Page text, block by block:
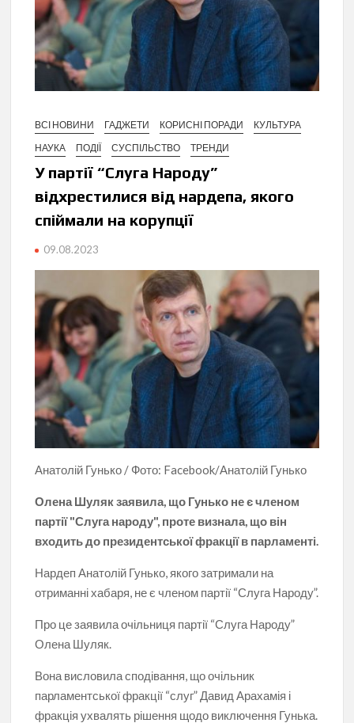
ВСІ НОВИНИ ГАДЖЕТИ КОРИСНІ ПОРАДИ
КУЛЬТУРА
НАУКА
ПОДІЇ СУСПІЛЬСТВО ТРЕНДИ
У партії “Слуга Народу”
відхрестилися від нардепа, якого
спіймали на корупції
09.08.2023
Анатолій Гунько / Фото: Facebook/Анатолій Гунько
Олена Шуляк заявила, що Гунько не є членом
партії "Слуга народу", проте визнала, що він
входить до президентської фракції в парламенті.
Нардеп Анатолій Гунько, якого затримали на
отриманні хабаря, не є членом партії “Слуга Народу”.
Про це заявила очільниця партії “Слуга Народу”
Олена Шуляк.
Вона висловила сподівання, що очільник
парламентської фракції “слуг” Давид Арахамія і
фракція ухвалять рішення щодо виключення Гунька.